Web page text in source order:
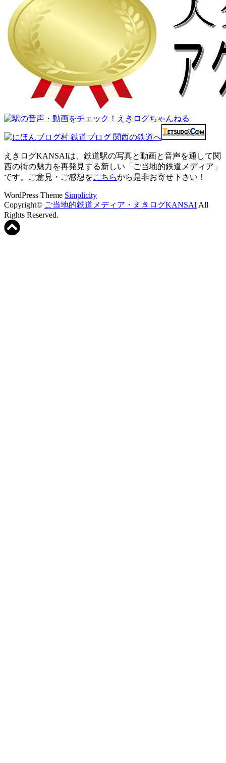
えきログKANSAIは、鉄道駅の写真と動画と音声を通して関
西の街の魅力を再発見する新しい「ご当地的鉄道メディア」
です。ご意見・ご感想をこちらから是非お寄せ下さい！
WordPress Theme Simplicity
Copyright© ご当地的鉄道メディア・えきログKANSAI All
Rights Reserved.